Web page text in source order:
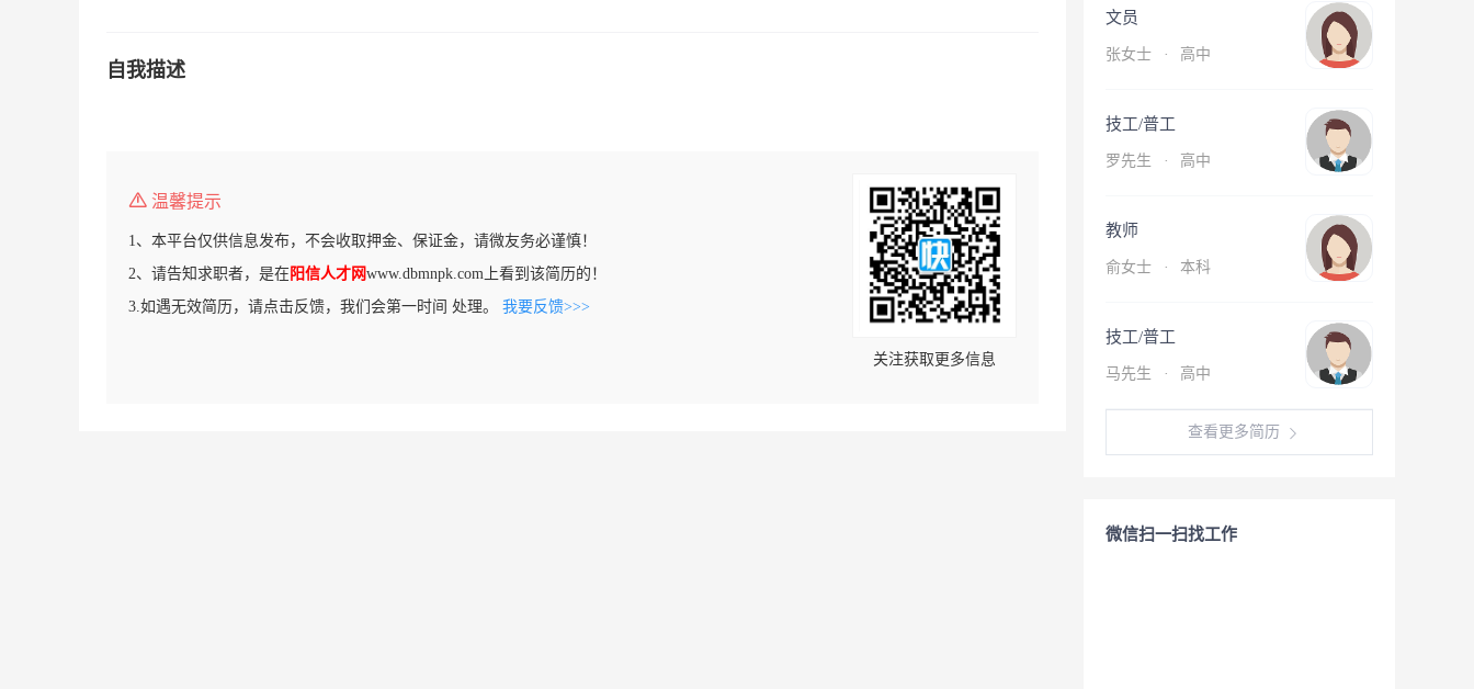
自我描述
温馨提示
1、本平台仅供信息发布，不会收取押金、保证金，请微友务必谨慎！
2、请告知求职者，是在阳信人才网www.dbmnpk.com上看到该简历的！
3.如遇无效简历，请点击反馈，我们会第一时间 处理。 我要反馈>>>
关注获取更多信息
文员
张女士 · 高中
技工/普工
罗先生 · 高中
教师
俞女士 · 本科
技工/普工
马先生 · 高中
查看更多简历
微信扫一扫找工作